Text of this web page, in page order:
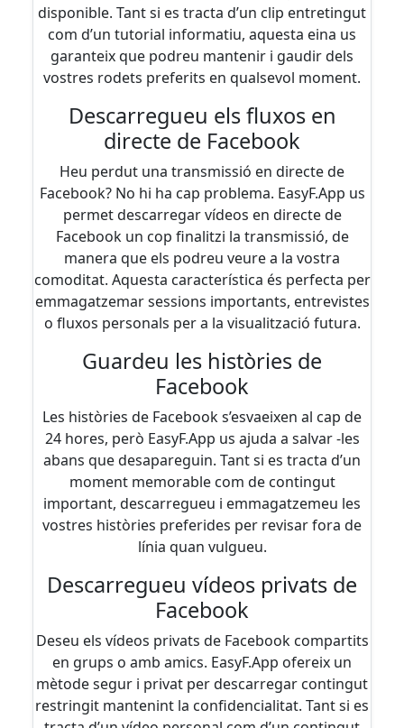
disponible. Tant si es tracta d’un clip entretingut
com d’un tutorial informatiu, aquesta eina us
garanteix que podreu mantenir i gaudir dels
vostres rodets preferits en qualsevol moment.
Descarregueu els fluxos en
directe de Facebook
Heu perdut una transmissió en directe de
Facebook? No hi ha cap problema. EasyF.App us
permet descarregar vídeos en directe de
Facebook un cop finalitzi la transmissió, de
manera que els podreu veure a la vostra
comoditat. Aquesta característica és perfecta per
emmagatzemar sessions importants, entrevistes
o fluxos personals per a la visualització futura.
Guardeu les històries de
Facebook
Les històries de Facebook s’esvaeixen al cap de
24 hores, però EasyF.App us ajuda a salvar -les
abans que desapareguin. Tant si es tracta d’un
moment memorable com de contingut
important, descarregueu i emmagatzemeu les
vostres històries preferides per revisar fora de
línia quan vulgueu.
Descarregueu vídeos privats de
Facebook
Deseu els vídeos privats de Facebook compartits
en grups o amb amics. EasyF.App ofereix un
mètode segur i privat per descarregar contingut
restringit mantenint la confidencialitat. Tant si es